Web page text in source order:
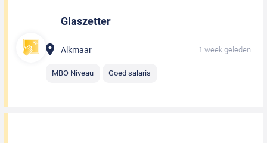
Glaszetter
Alkmaar 1 week geleden
MBO Niveau Goed salaris